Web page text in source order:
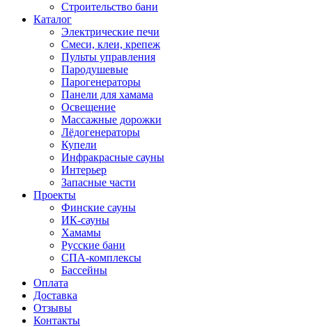
Строительство бани
Каталог
Электрические печи
Смеси, клеи, крепеж
Пульты управления
Пародушевые
Парогенераторы
Панели для хамама
Освещение
Массажные дорожки
Лёдогенераторы
Купели
Инфракрасные сауны
Интерьер
Запасные части
Проекты
Финские сауны
ИК-сауны
Хамамы
Русские бани
СПА-комплексы
Бассейны
Оплата
Доставка
Отзывы
Контакты